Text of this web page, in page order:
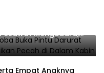
Diduga Coba Buka
Mengudara,
Dalam Kabin
Empat Anaknya